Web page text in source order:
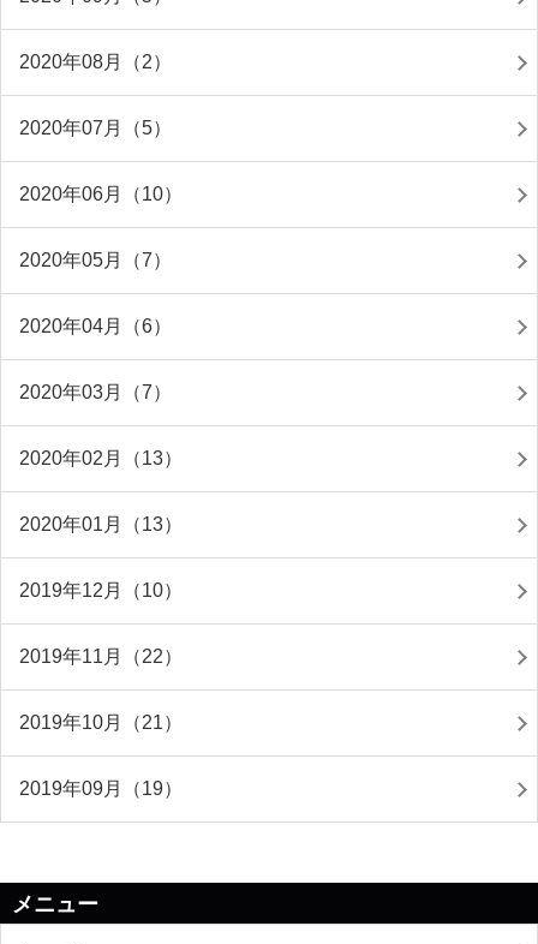
2020年08月（2）
2020年07月（5）
2020年06月（10）
2020年05月（7）
2020年04月（6）
2020年03月（7）
2020年02月（13）
2020年01月（13）
2019年12月（10）
2019年11月（22）
2019年10月（21）
2019年09月（19）
メニュー